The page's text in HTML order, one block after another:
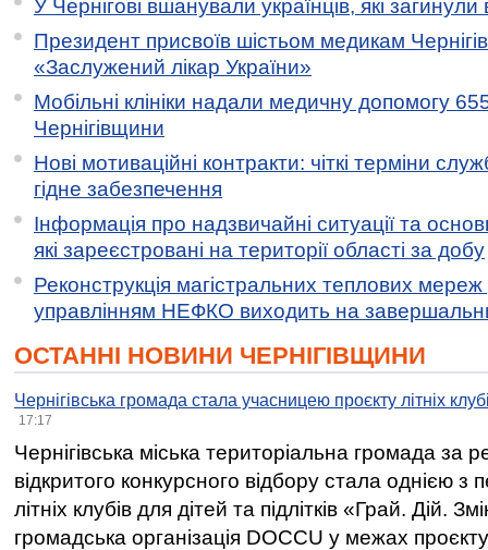
У Чернігові вшанували українців, які загинули
Президент присвоїв шістьом медикам
«Заслужений лікар України»
Мобільні клініки надали медичну допомогу
Чернігівщини
Нові мотиваційні контракти: чіткі терміни
гідне забезпечення
Інформація про надзвичайні ситуації та
які зареєстровані на території області за добу
Реконструкція магістральних теплових мереж
управлінням НЕФКО виходить на
ОСТАННІ НОВИНИ ЧЕРНІГІВЩИНИ
Чернігівська громада стала учасницею проєкту літніх
17:17
Чернігівська міська територіальна громада за
відкритого конкурсного відбору стала однією
літніх клубів для дітей та підлітків «Грай. Дій.
громадська організація DOCCU у межах